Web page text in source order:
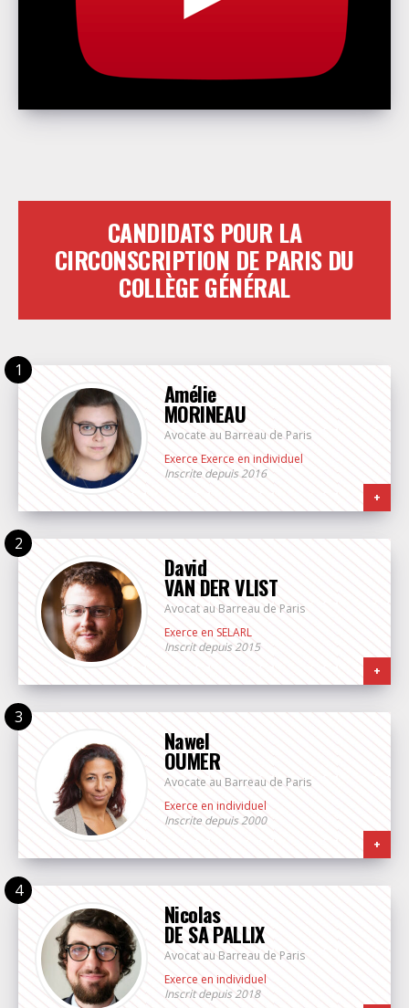
CANDIDATS POUR LA
CIRCONSCRIPTION DE PARIS DU
COLLÈGE GÉNÉRAL
Amélie
MORINEAU
Avocate au Barreau de Paris
Exerce Exerce en individuel
Inscrite depuis 2016
+
David
VAN DER VLIST
Avocat au Barreau de Paris
Exerce en SELARL
Inscrit depuis 2015
+
Nawel
OUMER
Avocate au Barreau de Paris
Exerce en individuel
Inscrite depuis 2000
+
Nicolas
DE SA PALLIX
Avocat au Barreau de Paris
Exerce en individuel
Inscrit depuis 2018